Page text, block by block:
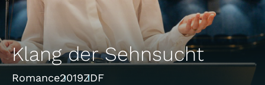
Klang der Sehnsucht
Romance2019ZDF